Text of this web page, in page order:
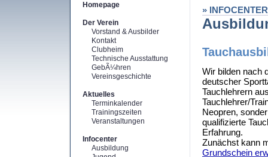
Homepage
Der Verein
Vorstand & Ausbilder
Kontakt
Clubheim
Technische Ausstattung
GebÃ¼hren
Vereinsgeschichte
Aktuelles
Terminkalender
Trainingszeiten
Veranstaltungen
Infocenter
Ausbildung
» INFOCENTER
Wir bilden nach
deutscher
Tauchlehrern
Tauchlehrer/
Neopren,
qualifizierte
Erfahrung.
Zunächst kann
Grundschein